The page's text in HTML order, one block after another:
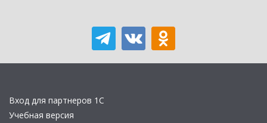
Вход для партнеров 1С
Учебная версия